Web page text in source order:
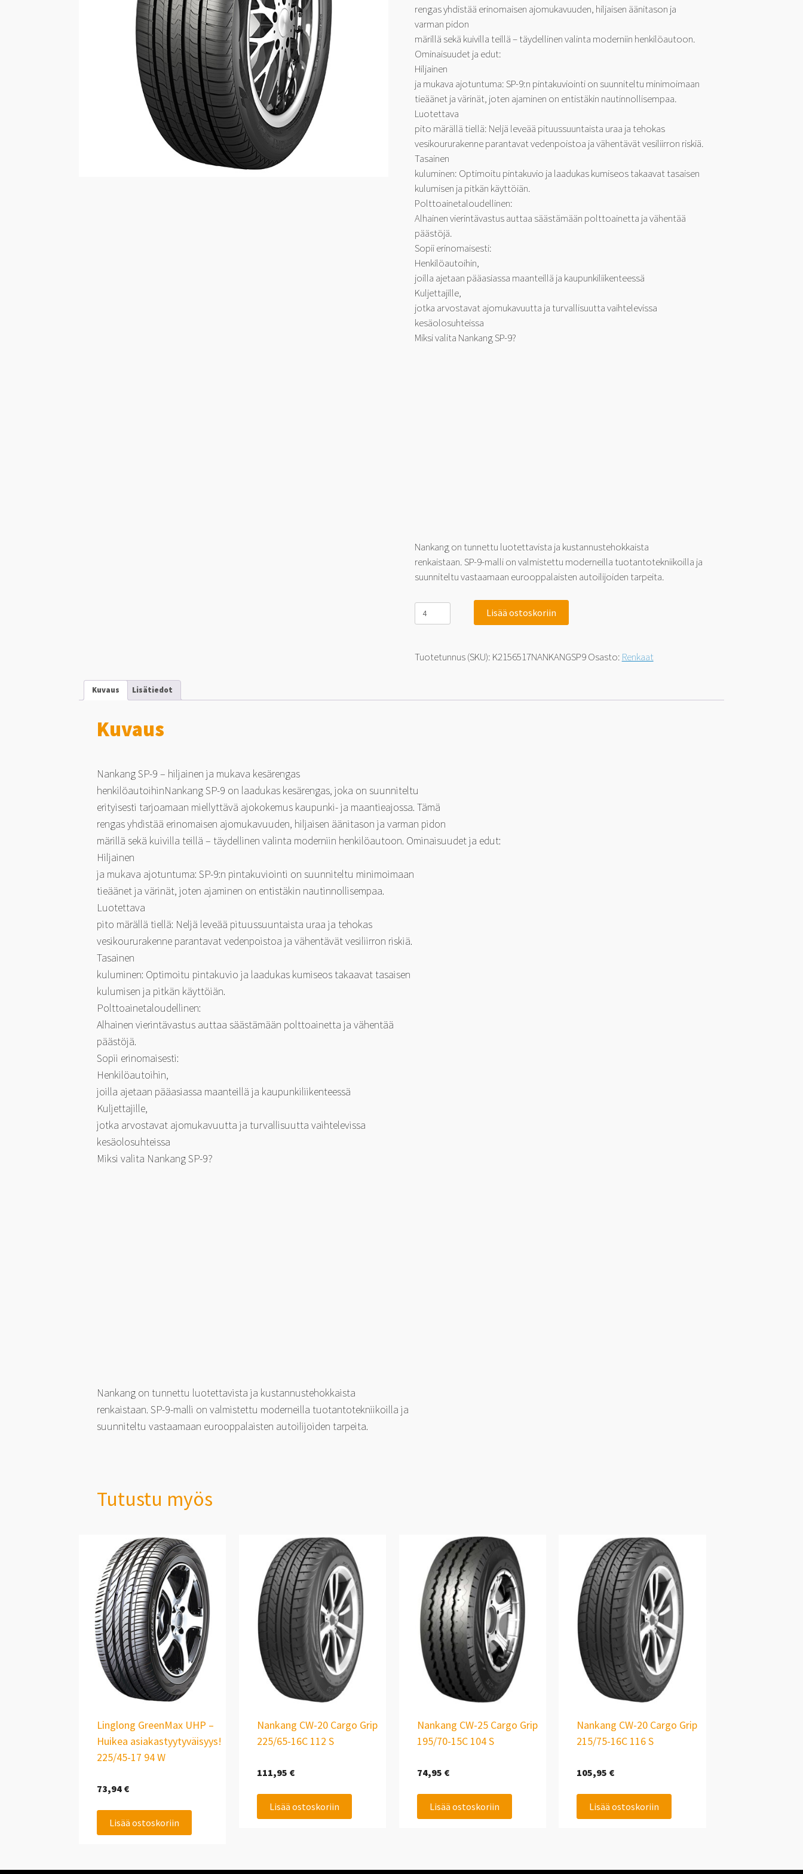
rengas yhdistää erinomaisen ajomukavuuden, hiljaisen äänitason ja
varman pidon
märillä sekä kuivilla teillä – täydellinen valinta moderniin henkilöautoon.
Ominaisuudet ja edut:
Hiljainen
ja mukava ajotuntuma: SP-9:n pintakuviointi on suunniteltu minimoimaan
tieäänet ja värinät, joten ajaminen on entistäkin nautinnollisempaa.
Luotettava
pito märällä tiellä: Neljä leveää pituussuuntaista uraa ja tehokas
vesikoururakenne parantavat vedenpoistoa ja vähentävät vesiliirron riskiä.
Tasainen
kuluminen: Optimoitu pintakuvio ja laadukas kumiseos takaavat tasaisen
kulumisen ja pitkän käyttöiän.
Polttoainetaloudellinen:
Alhainen vierintävastus auttaa säästämään polttoainetta ja vähentää
päästöjä.
Sopii erinomaisesti:
Henkilöautoihin,
joilla ajetaan pääasiassa maanteillä ja kaupunkiliikenteessä
Kuljettajille,
jotka arvostavat ajomukavuutta ja turvallisuutta vaihtelevissa
kesäolosuhteissa
Miksi valita Nankang SP-9?
Nankang on tunnettu luotettavista ja kustannustehokkaista
renkaistaan. SP-9-malli on valmistettu moderneilla tuotantotekniikoilla ja
suunniteltu vastaamaan eurooppalaisten autoilijoiden tarpeita.
Nankang
SP-
9
99
Lisää ostoskoriin
Tuotetunnus (SKU): K2156517NANKANGSP9Osasto: Renkaat
Kuvaus Lisätiedot
Kuvaus
Nankang SP-9 – hiljainen ja mukava kesärengas
henkilöautoihinNankang SP-9 on laadukas kesärengas, joka on suunniteltu
erityisesti tarjoamaan miellyttävä ajokokemus kaupunki- ja maantieajossa. Tämä
rengas yhdistää erinomaisen ajomukavuuden, hiljaisen äänitason ja varman pidon
märillä sekä kuivilla teillä – täydellinen valinta moderniin henkilöautoon. Ominaisuudet ja edut:
Hiljainen
ja mukava ajotuntuma: SP-9:n pintakuviointi on suunniteltu minimoimaan
tieäänet ja värinät, joten ajaminen on entistäkin nautinnollisempaa.
Luotettava
pito märällä tiellä: Neljä leveää pituussuuntaista uraa ja tehokas
vesikoururakenne parantavat vedenpoistoa ja vähentävät vesiliirron riskiä.
Tasainen
kuluminen: Optimoitu pintakuvio ja laadukas kumiseos takaavat tasaisen
kulumisen ja pitkän käyttöiän.
Polttoainetaloudellinen:
Alhainen vierintävastus auttaa säästämään polttoainetta ja vähentää
päästöjä.
Sopii erinomaisesti:
Henkilöautoihin,
joilla ajetaan pääasiassa maanteillä ja kaupunkiliikenteessä
Kuljettajille,
jotka arvostavat ajomukavuutta ja turvallisuutta vaihtelevissa
kesäolosuhteissa
Miksi valita Nankang SP-9?
Nankang on tunnettu luotettavista ja kustannustehokkaista
renkaistaan. SP-9-malli on valmistettu moderneilla tuotantotekniikoilla ja
suunniteltu vastaamaan eurooppalaisten autoilijoiden tarpeita.
Tutustu myös
Linglong GreenMax UHP –
Huikea asiakastyytyväisyys!
225/45-17 94 W
73,94 €
Lisää ostoskoriin
Nankang CW-20 Cargo Grip
225/65-16C 112 S
111,95 €
Lisää ostoskoriin
Nankang CW-25 Cargo Grip
195/70-15C 104 S
74,95 €
Lisää ostoskoriin
Nankang CW-20 Cargo Grip
215/75-16C 116 S
105,95 €
Lisää ostoskoriin